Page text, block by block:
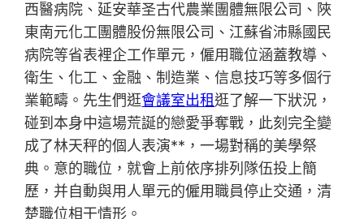
西醫病院、延安華圣古代農業團體無限公司、陜
東南元化工團體股份無限公司、江蘇省沛縣國民
病院等省表裡企工作單元，僱用職位涵蓋教導、
衛生、化工、金融、制造業、信息技巧等多個行
業範疇。先生們逛會議室出租逛了解一下狀況，
碰到本身中這場荒誕的戀愛爭奪戰，此刻完全變
成了林天秤的個人表演**，一場對稱的美學祭
典。意的職位，就會上前依序排列隊伍投上簡
歷，并自動與用人單元的僱用職員停止交通，清
楚職位相干情形。